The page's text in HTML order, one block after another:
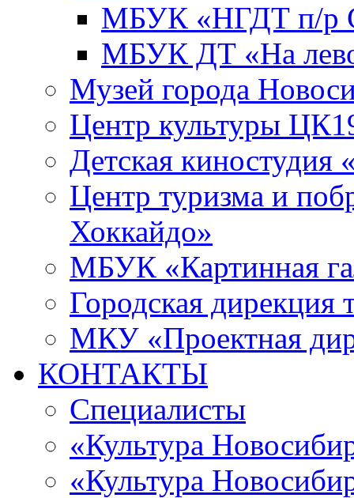
МБУК «НГДТ п/р
МБУК ДТ «На
Музей города
Центр культуры
Детская киностудия
Центр туризма и
Хоккайдо»
МБУК «Картинная
Городская дирекция
МКУ «Проектная
КОНТАКТЫ
Специалисты
«Культура
«Культура